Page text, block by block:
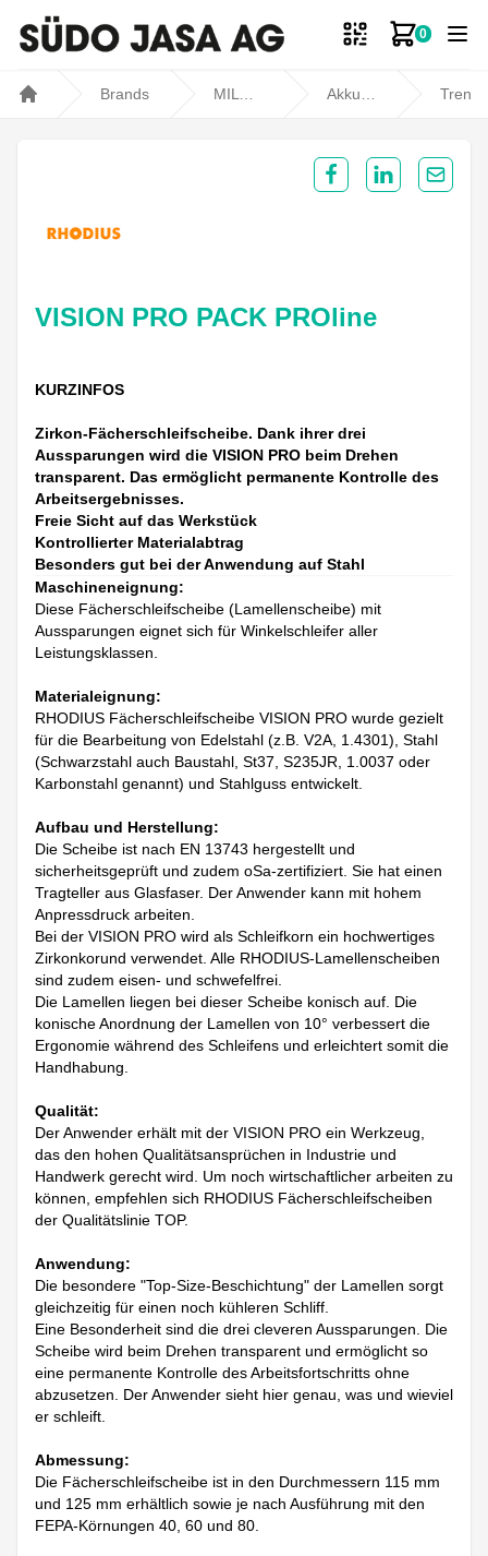
0
Zum
Brands
VISION PRO PACK PROline
KURZINFOS
Zirkon-Fächerschleifscheibe. Dank ihrer drei
Aussparungen wird die VISION PRO beim Drehen
transparent. Das ermöglicht permanente Kontrolle des
Arbeitsergebnisses.
Freie Sicht auf das Werkstück
Kontrollierter Materialabtrag
Besonders gut bei der Anwendung auf Stahl
Maschineneignung:
Diese Fächerschleifscheibe (Lamellenscheibe) mit
Aussparungen eignet sich für Winkelschleifer aller
Leistungsklassen.
Materialeignung:
RHODIUS Fächerschleifscheibe VISION PRO wurde gezielt
für die Bearbeitung von Edelstahl (z.B. V2A, 1.4301), Stahl
(Schwarzstahl auch Baustahl, St37, S235JR, 1.0037 oder
Karbonstahl genannt) und Stahlguss entwickelt.
Aufbau und Herstellung:
Die Scheibe ist nach EN 13743 hergestellt und
sicherheitsgeprüft und zudem oSa-zertifiziert. Sie hat einen
Tragteller aus Glasfaser. Der Anwender kann mit hohem
Anpressdruck arbeiten.
Bei der VISION PRO wird als Schleifkorn ein hochwertiges
Zirkonkorund verwendet. Alle RHODIUS-Lamellenscheiben
sind zudem eisen- und schwefelfrei.
Die Lamellen liegen bei dieser Scheibe konisch auf. Die
konische Anordnung der Lamellen von 10° verbessert die
Ergonomie während des Schleifens und erleichtert somit die
Handhabung.
Qualität:
Der Anwender erhält mit der VISION PRO ein Werkzeug,
das den hohen Qualitätsansprüchen in Industrie und
Handwerk gerecht wird. Um noch wirtschaftlicher arbeiten zu
können, empfehlen sich RHODIUS Fächerschleifscheiben
der Qualitätslinie TOP.
Anwendung:
Die besondere "Top-Size-Beschichtung" der Lamellen sorgt
gleichzeitig für einen noch kühleren Schliff.
Eine Besonderheit sind die drei cleveren Aussparungen. Die
Scheibe wird beim Drehen transparent und ermöglicht so
eine permanente Kontrolle des Arbeitsfortschritts ohne
abzusetzen. Der Anwender sieht hier genau, was und wieviel
er schleift.
Abmessung:
Die Fächerschleifscheibe ist in den Durchmessern 115 mm
und 125 mm erhältlich sowie je nach Ausführung mit den
FEPA-Körnungen 40, 60 und 80.
Share on Facebook
Share onShare